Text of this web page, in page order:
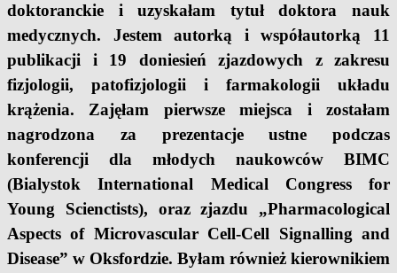
doktoranckie i uzyskałam tytuł doktora nauk
medycznych. Jestem autorką i współautorką 11
publikacji i 19 doniesień zjazdowych z zakresu
fizjologii, patofizjologii i farmakologii układu
krążenia. Zajęłam pierwsze miejsca i zostałam
nagrodzona za prezentacje ustne podczas
konferencji dla młodych naukowców BIMC
(Bialystok International Medical Congress for
Young Scienctists), oraz zjazdu „Pharmacological
Aspects of Microvascular Cell-Cell Signalling and
Disease” w Oksfordzie. Byłam również kierownikiem